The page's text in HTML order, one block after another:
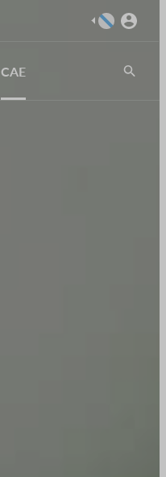
Imaxe
CAE